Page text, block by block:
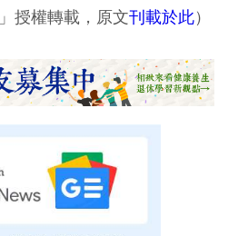
授權轉載，原文刊載於此）